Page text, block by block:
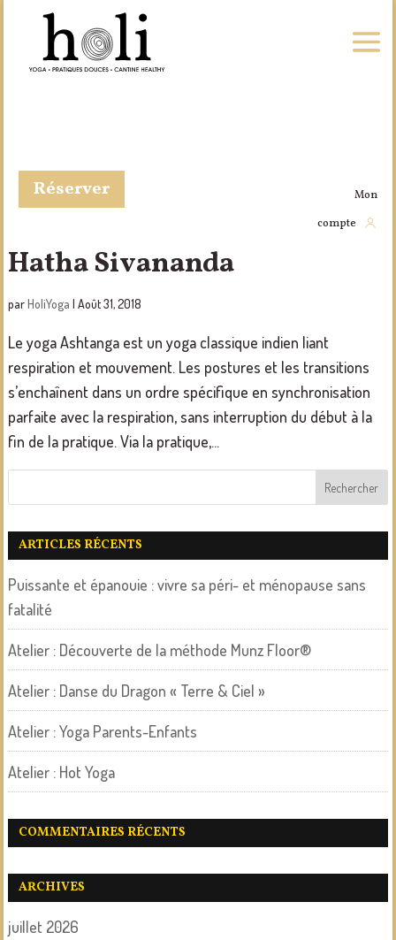
Réserver
Mon
compte
Hatha Sivananda
parHoliYoga | Août 31, 2018
Le yoga Ashtanga est un yoga classique indien liant
respiration et mouvement. Les postures et les transitions
s’enchaînent dans un ordre spécifique en synchronisation
parfaite avec la respiration, sans interruption du début à la
fin de la pratique. Via la pratique,...
ARTICLES RÉCENTS
Puissante et épanouie : vivre sa péri- et ménopause sans
fatalité
Atelier : Découverte de la méthode Munz Floor®
Atelier : Danse du Dragon « Terre & Ciel »
Atelier : Yoga Parents-Enfants
Atelier : Hot Yoga
COMMENTAIRES RÉCENTS
ARCHIVES
juillet 2026